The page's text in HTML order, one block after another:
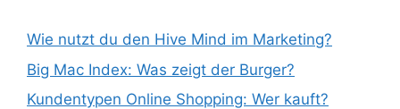
Wie nutzt du den Hive Mind im Marketing?
Big Mac Index: Was zeigt der Burger?
Kundentypen Online Shopping: Wer kauft?